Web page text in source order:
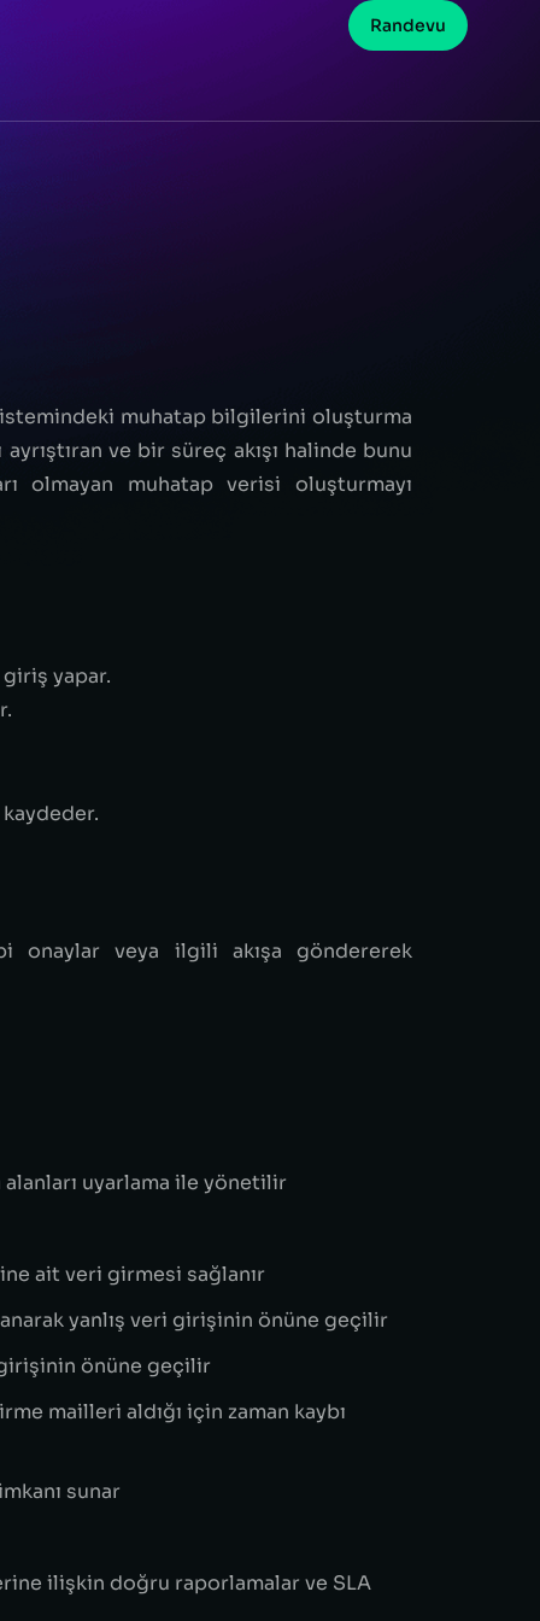
Randevu
muhatap bilgilerini oluşturma
ve bir süreç akışı halinde bunu
olmayan muhatap verisi oluşturmayı
yapar.
onaylar veya ilgili akışa göndererek
uyarlama ile yönetilir
ait veri girmesi sağlanır
yanlış veri girişinin önüne geçilir
önüne geçilir
mailleri aldığı için zaman kaybı
sunar
ilişkin doğru raporlamalar ve SLA